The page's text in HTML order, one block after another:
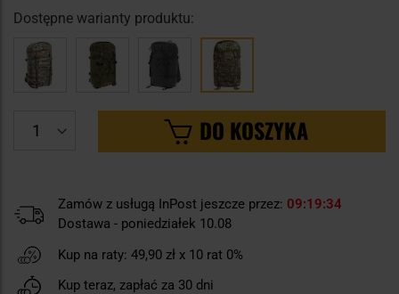
Dostępne warianty produktu:
DO KOSZYKA
Zamów z usługą InPost jeszcze przez: 09 19 33
Dostawa - poniedziałek 10.08
Kup na raty: 49,90 zł x 10 rat 0%
Kup teraz, zapłać za 30 dni